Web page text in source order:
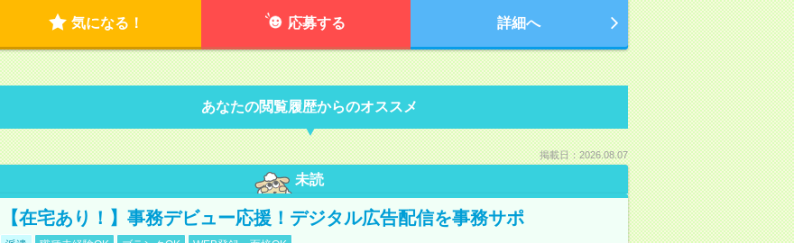
気になる！ 応募する 詳細へ
あなたの閲覧履歴からのオススメ
掲載日：2026.08.07
未読
【在宅あり！】事務デビュー応援！デジタル広告配信を事務サポ